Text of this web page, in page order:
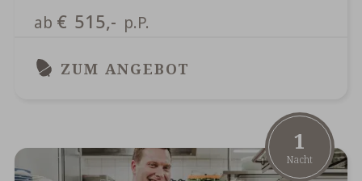
ab € 515,- p.P.
ZUM ANGEBOT
1
Nacht